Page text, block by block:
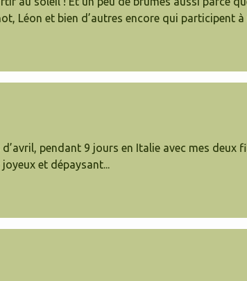
Léon et bien d’autres encore qui participent
pendant 9 jours en Italie avec mes deux
et dépaysant...